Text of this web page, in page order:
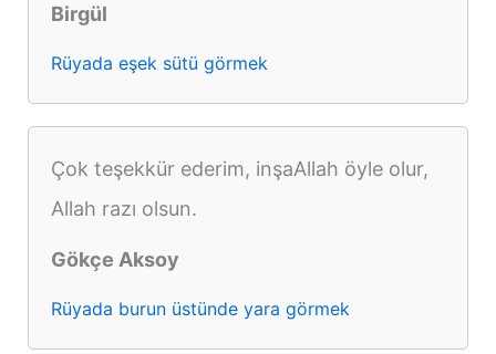
Birgül
Rüyada eşek sütü görmek
Çok teşekkür ederim, inşaAllah öyle olur,
Allah razı olsun.
Gökçe Aksoy
Rüyada burun üstünde yara görmek